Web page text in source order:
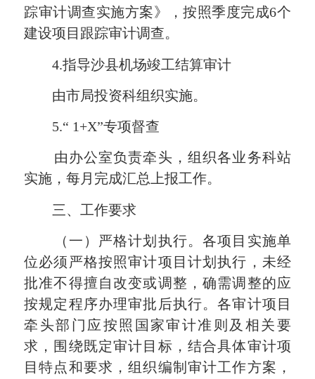
踪审计调查实施方案》，按照季度完成6个
建设项目跟踪审计调查。
4.指导沙县机场竣工结算审计
由市局投资科组织实施。
5.“ 1+X”专项督查
由办公室负责牵头，组织各业务科站
实施，每月完成汇总上报工作。
三、工作要求
（一）严格计划执行。各项目实施单
位必须严格按照审计项目计划执行，未经
批准不得擅自改变或调整，确需调整的应
按规定程序办理审批后执行。各审计项目
牵头部门应按照国家审计准则及相关要
求，围绕既定审计目标，结合具体审计项
目特点和要求，组织编制审计工作方案，